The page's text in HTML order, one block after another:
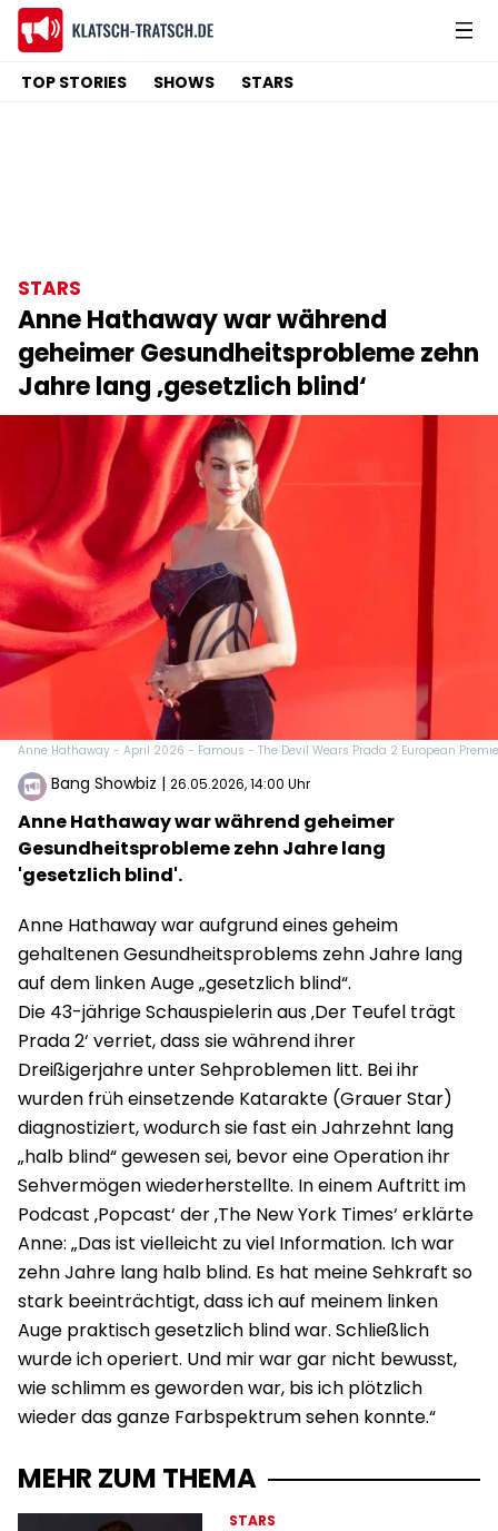
TOP STORIES SHOWS STARS
STARS
Anne Hathaway war während
geheimer Gesundheitsprobleme zehn
Jahre lang ‚gesetzlich blind‘
Anne Hathaway - April 2026 - Famous - The Devil Wears Prada 2 European
Bang Showbiz | 26.05.2026, 14:00 Uhr
Anne Hathaway war während geheimer
Gesundheitsprobleme zehn Jahre lang
'gesetzlich blind'.
Anne Hathaway war aufgrund eines geheim
gehaltenen Gesundheitsproblems zehn Jahre lang
auf dem linken Auge „gesetzlich blind“.
Die 43-jährige Schauspielerin aus ‚Der Teufel trägt
Prada 2‘ verriet, dass sie während ihrer
Dreißigerjahre unter Sehproblemen litt. Bei ihr
wurden früh einsetzende Katarakte (Grauer Star)
diagnostiziert, wodurch sie fast ein Jahrzehnt lang
„halb blind“ gewesen sei, bevor eine Operation ihr
Sehvermögen wiederherstellte. In einem Auftritt im
Podcast ‚Popcast‘ der ‚The New York Times‘ erklärte
Anne: „Das ist vielleicht zu viel Information. Ich war
zehn Jahre lang halb blind. Es hat meine Sehkraft so
stark beeinträchtigt, dass ich auf meinem linken
Auge praktisch gesetzlich blind war. Schließlich
wurde ich operiert. Und mir war gar nicht bewusst,
wie schlimm es geworden war, bis ich plötzlich
wieder das ganze Farbspektrum sehen konnte.“
MEHR ZUM THEMA
STARS